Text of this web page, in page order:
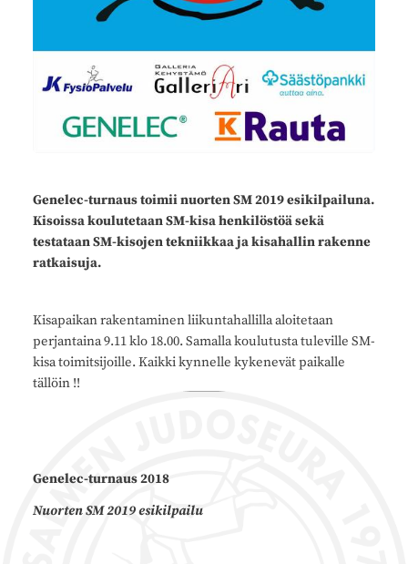
Genelec-turnaus toimii nuorten SM 2019 esikilpailuna.
Kisoissa koulutetaan SM-kisa henkilöstöä sekä
testataan SM-kisojen tekniikkaa ja kisahallin rakenne
ratkaisuja.
Kisapaikan rakentaminen liikuntahallilla aloitetaan
perjantaina 9.11 klo 18.00. Samalla koulutusta tuleville SM-
kisa toimitsijoille. Kaikki kynnelle kykenevät paikalle
tällöin !!
Genelec-turnaus 2018
Nuorten SM 2019 esikilpailu